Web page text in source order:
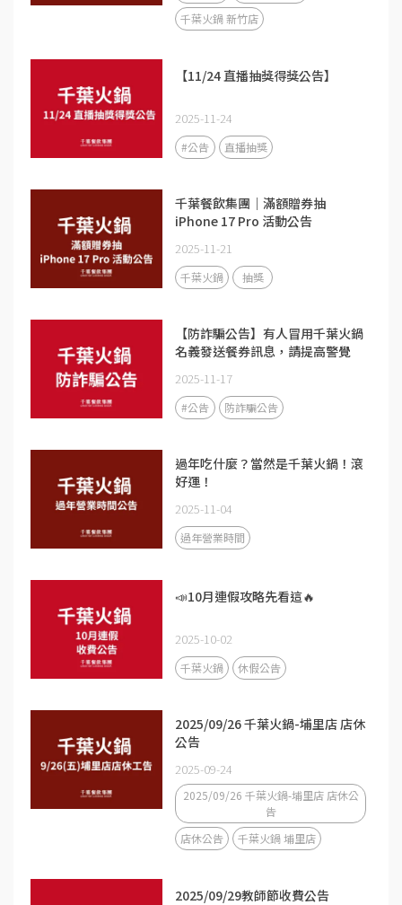
千葉火鍋 新竹店
【11/24 直播抽獎得獎公告】
2025-11-24
#公告 直播抽獎
千葉餐飲集團｜滿額贈券抽
iPhone 17 Pro 活動公告
2025-11-21
千葉火鍋 抽獎
【防詐騙公告】有人冒用千葉火鍋
名義發送餐券訊息，請提高警覺
2025-11-17
#公告 防詐騙公告
過年吃什麼？當然是千葉火鍋！滾
好運！
2025-11-04
過年營業時間
📣10月連假攻略先看這🔥
2025-10-02
千葉火鍋 休假公告
2025/09/26 千葉火鍋-埔里店 店休
公告
2025-09-24
2025/09/26 千葉火鍋-埔里店 店休公
告
店休公告
千葉火鍋 埔里店
2025/09/29教師節收費公告